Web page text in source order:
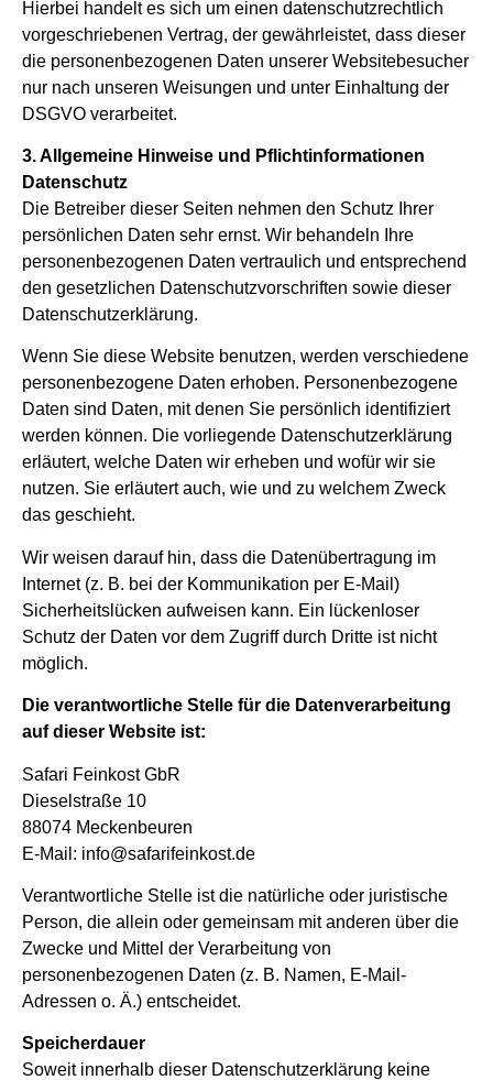
Hierbei handelt es sich um einen datenschutzrechtlich
vorgeschriebenen Vertrag, der gewährleistet, dass dieser
die personenbezogenen Daten unserer Websitebesucher
nur nach unseren Weisungen und unter Einhaltung der
DSGVO verarbeitet.
3. Allgemeine Hinweise und Pflichtinformationen
Datenschutz
Die Betreiber dieser Seiten nehmen den Schutz Ihrer
persönlichen Daten sehr ernst. Wir behandeln Ihre
personenbezogenen Daten vertraulich und entsprechend
den gesetzlichen Datenschutzvorschriften sowie dieser
Datenschutzerklärung.
Wenn Sie diese Website benutzen, werden verschiedene
personenbezogene Daten erhoben. Personenbezogene
Daten sind Daten, mit denen Sie persönlich identifiziert
werden können. Die vorliegende Datenschutzerklärung
erläutert, welche Daten wir erheben und wofür wir sie
nutzen. Sie erläutert auch, wie und zu welchem Zweck
das geschieht.
Wir weisen darauf hin, dass die Datenübertragung im
Internet (z. B. bei der Kommunikation per E-Mail)
Sicherheitslücken aufweisen kann. Ein lückenloser
Schutz der Daten vor dem Zugriff durch Dritte ist nicht
möglich.
Die verantwortliche Stelle für die Datenverarbeitung
auf dieser Website ist:
Safari Feinkost GbR
Dieselstraße 10
88074 Meckenbeuren
E-Mail: info@safarifeinkost.de
Verantwortliche Stelle ist die natürliche oder juristische
Person, die allein oder gemeinsam mit anderen über die
Zwecke und Mittel der Verarbeitung von
personenbezogenen Daten (z. B. Namen, E-Mail-
Adressen o. Ä.) entscheidet.
Speicherdauer
Soweit innerhalb dieser Datenschutzerklärung keine